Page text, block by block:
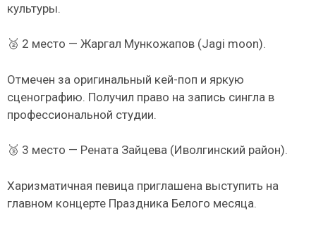
культуры.
🥈 2 место — Жаргал Мункожапов (Jagi moon).
Отмечен за оригинальный кей-поп и яркую
сценографию. Получил право на запись сингла в
профессиональной студии.
🥉 3 место — Рената Зайцева (Иволгинский район).
Харизматичная певица приглашена выступить на
главном концерте Праздника Белого месяца.